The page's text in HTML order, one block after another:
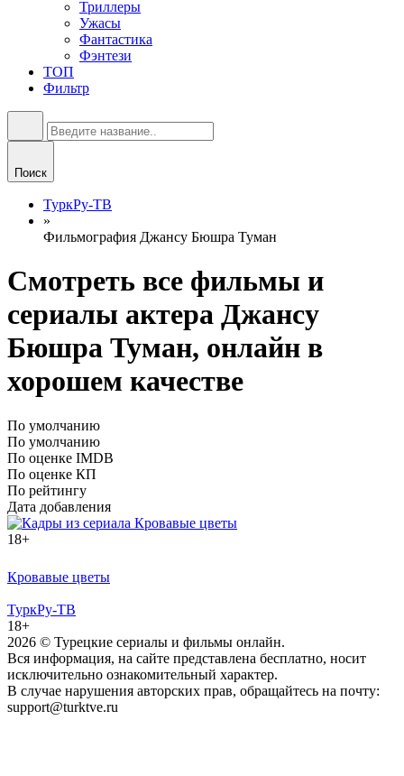
Триллеры
Ужасы
Фантастика
Фэнтези
ТОП
Фильтр
Поиск
ТуркРу-ТВ
»
Фильмография Джансу Бюшра Туман
Смотреть все фильмы и
сериалы актера Джансу
Бюшра Туман, онлайн в
хорошем качестве
По умолчанию
По умолчанию
По оценке IMDB
По оценке КП
По рейтингу
Дата добавления
18+
Кровавые цветы
ТуркРу-ТВ
18+
2026 © Турецкие сериалы и фильмы онлайн.
Вся информация, на сайте представлена бесплатно, носит
исключительно ознакомительный характер.
В случае нарушения авторских прав, обращайтесь на почту:
support@turktve.ru